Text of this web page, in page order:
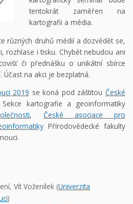
tentokrát zaměřen na
kartografii a média.
různých druhů médií a dozvědět se,
rozhlase i tisku. Chybět nebudou ani
či přednášku o unikátní sbírce
na akci je bezplatná.
2019 se koná pod záštitouČeské
kartografie a geoinformatiky
, České asociace pro
Přírodovědecké fakulty
Vít Voženílek (Univerzita
)